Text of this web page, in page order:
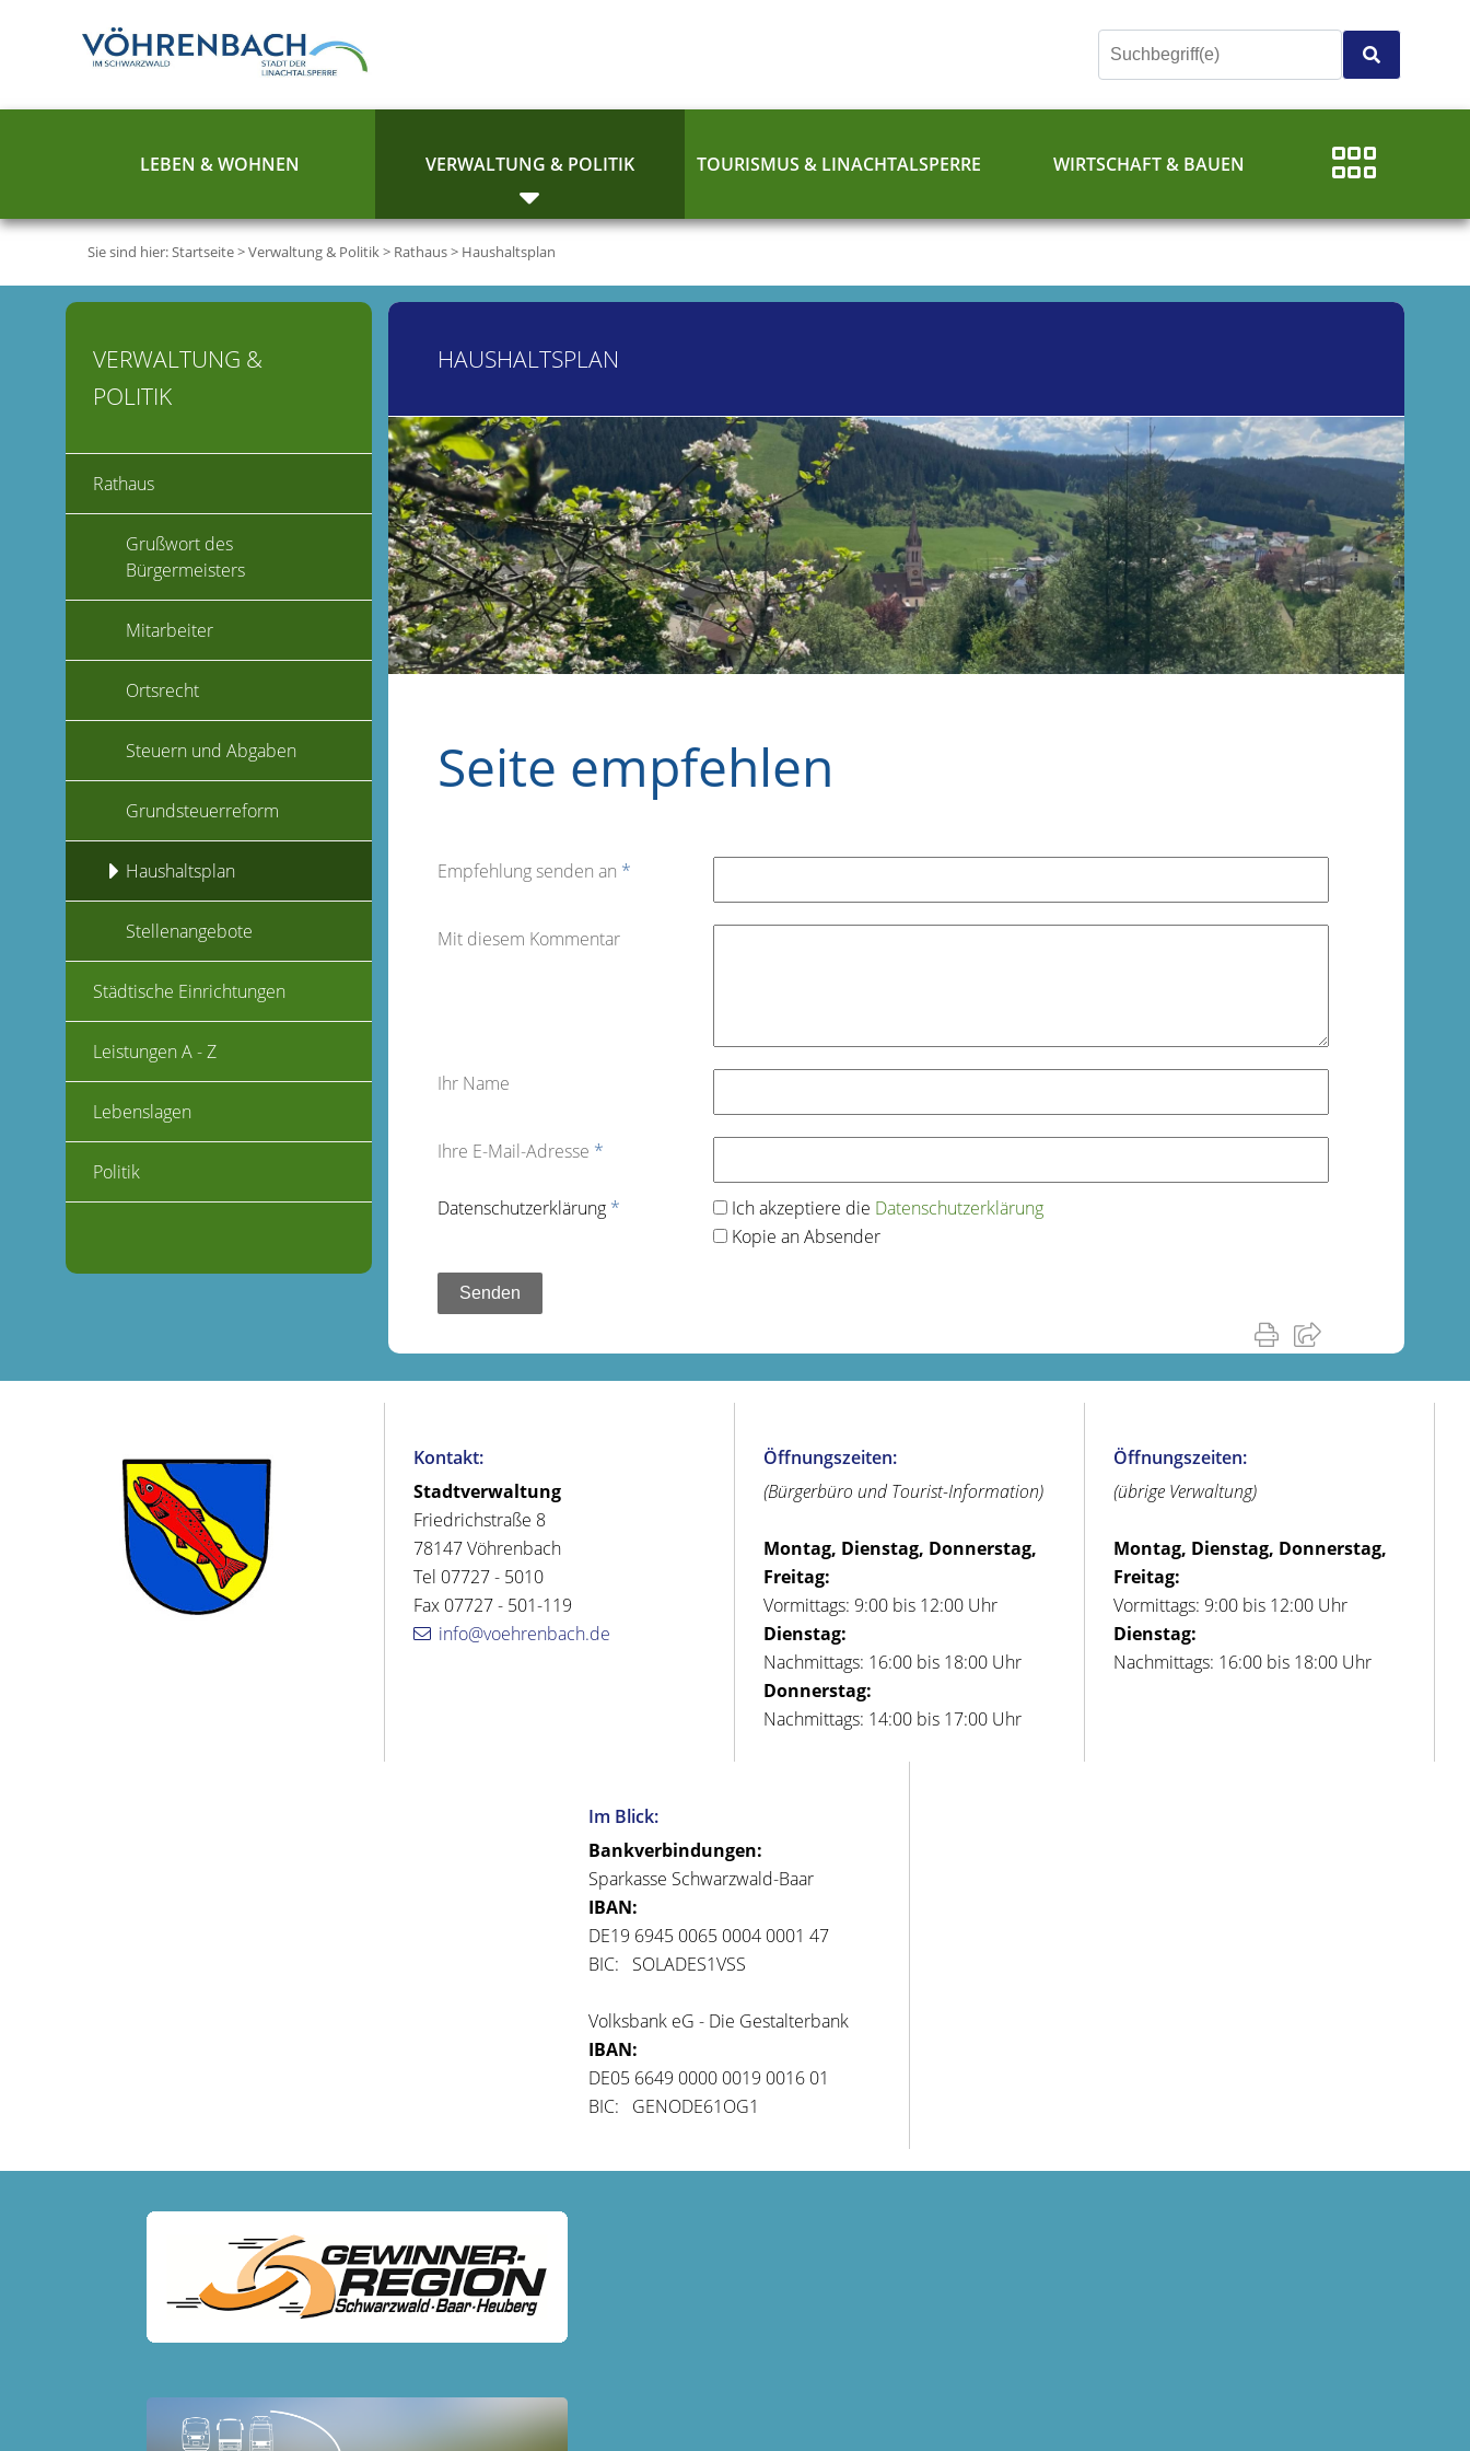
LEBEN & WOHNEN VERWALTUNG & POLITIK TOURISMUS & LINACHTALSPERRE WIRTSCHAFT & BAUEN
Sie sind hier:Startseite>Verwaltung & Politik> Rathaus> Haushaltsplan
HAUSHALTSPLAN
Seite empfehlen
Empfehlung senden an *
Mit diesem Kommentar
Ihr Name
Ihre E-Mail-Adresse *
Datenschutz­erklärung * Ich akzeptiere die Datenschutz­erklärung
Kopie an Absender
VERWALTUNG &
POLITIK
Rathaus
Grußwort des
Bürgermeisters
Mitarbeiter
Ortsrecht
Steuern und Abgaben
Grundsteuerreform
Haushaltsplan
Stellenangebote
Städtische Einrichtungen
Leistungen A - Z
Lebenslagen
Politik
Kontakt:
Stadtverwaltung
Friedrichstraße 8
78147 Vöhrenbach
Tel 07727 - 5010
Fax 07727 - 501-119
info@voehrenbach.de
Öffnungszeiten:
(Bürgerbüro und Tourist-Information)
Montag, Dienstag, Donnerstag,
Freitag:
Vormittags: 9:00 bis 12:00 Uhr
Dienstag:
Nachmittags: 16:00 bis 18:00 Uhr
Donnerstag:
Nachmittags: 14:00 bis 17:00 Uhr
Öffnungszeiten:
(übrige Verwaltung)
Montag, Dienstag, Donnerstag,
Freitag:
Vormittags: 9:00 bis 12:00 Uhr
Dienstag:
Nachmittags: 16:00 bis 18:00 Uhr
Im Blick:
Bankverbindungen:
Sparkasse Schwarzwald-Baar
IBAN:
DE19 6945 0065 0004 0001 47
BIC: SOLADES1VSS
Volksbank eG - Die Gestalterbank
IBAN:
DE05 6649 0000 0019 0016 01
BIC: GENODE61OG1